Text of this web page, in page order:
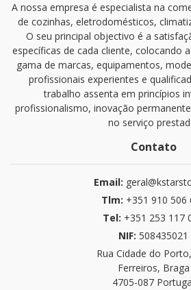
A nossa empresa é especialista na
de cozinhas, eletrodomésticos,
O seu principal objectivo é a
específicas de cada cliente, colocando
gama de marcas, equipamentos,
profissionais experientes e
trabalho assenta em princípios
profissionalismo, inovação
no serviço
Contato
Email:
Tlm: +351 910 506
Tel: +351 253 117
NIF: 508435021
Rua Cidade do
Ferreiros, Braga
4705-087